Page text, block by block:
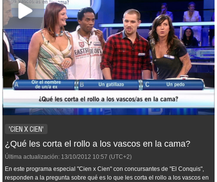
'CIEN X CIEN'
¿Qué les corta el rollo a los vascos en la cama?
Última actualización: 13/10/2012 10:57 (UTC+2)
En este programa especial "Cien x Cien" con concursantes de "El Conquis",
responden a la pregunta sobre qué es lo que les corta el rollo a los vascos en